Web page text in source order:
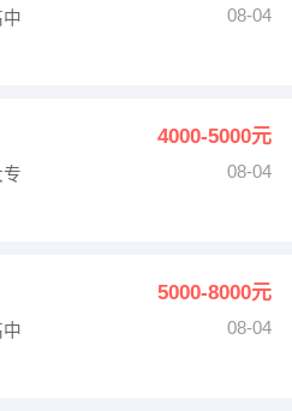
中
08-04
4000-5000元
专
08-04
5000-8000元
中
08-04